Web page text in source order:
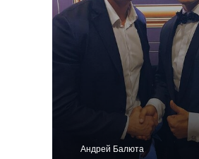
Андрей Балюта
Подарочный сертификат
Мужской гардероб
Ткани для пошива одежды
Смокинг
Сорочки
Bespoke
Блог
Пиджак
Брюки
MTM
Контакты
Костюм